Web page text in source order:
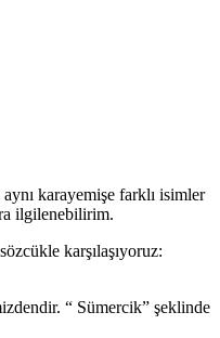
karayemişe farklı isimler
ilgilenebilirim.
karşılaşıyoruz:
“ Sümercik” şeklinde